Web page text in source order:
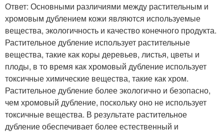
Ответ: Основными различиями между растительным и
хромовым дублением кожи являются используемые
вещества, экологичность и качество конечного продукта.
Растительное дубление использует растительные
вещества, такие как коры деревьев, листья, цветы и
плоды, в то время как хромовый дубление использует
токсичные химические вещества, такие как хром.
Растительное дубление более экологично и безопасно,
чем хромовый дубление, поскольку оно не использует
токсичные вещества. В результате растительное
дубление обеспечивает более естественный и